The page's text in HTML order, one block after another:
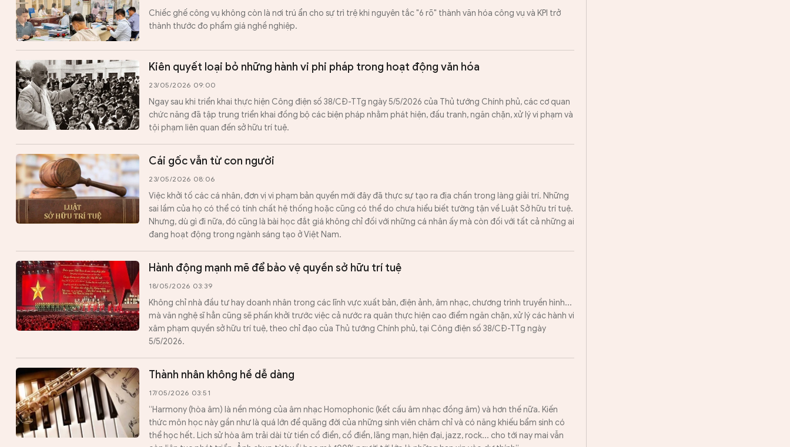
Chiếc ghế công vụ không còn là nơi trú ẩn cho sự trì trệ khi nguyên tắc "6 rõ" thành văn hóa công vụ và KPI trở
thành thước đo phẩm giá nghề nghiệp.
Kiên quyết loại bỏ những hành vi phi pháp trong hoạt động văn hóa
23/05/2026 09:00
Ngay sau khi triển khai thực hiện Công điện số 38/CĐ-TTg ngày 5/5/2026 của Thủ tướng Chính phủ, các cơ quan
chức năng đã tập trung triển khai đồng bộ các biện pháp nhằm phát hiện, đấu tranh, ngăn chặn, xử lý vi phạm và
tội phạm liên quan đến sở hữu trí tuệ.
Cái gốc vẫn từ con người
23/05/2026 08:06
Việc khởi tố các cá nhân, đơn vị vi phạm bản quyền mới đây đã thực sự tạo ra địa chấn trong làng giải trí. Những
sai lầm của họ có thể có tính chất hệ thống hoặc cũng có thể do chưa hiểu biết tường tận về Luật Sở hữu trí tuệ.
Nhưng, dù gì đi nữa, đó cũng là bài học đắt giá không chỉ đối với những cá nhân ấy mà còn đối với tất cả những ai
đang hoạt động trong ngành sáng tạo ở Việt Nam.
Hành động mạnh mẽ để bảo vệ quyền sở hữu trí tuệ
18/05/2026 03:39
Không chỉ nhà đầu tư hay doanh nhân trong các lĩnh vực xuất bản, điện ảnh, âm nhạc, chương trình truyền hình...
mà văn nghệ sĩ hẳn cũng sẽ phấn khởi trước việc cả nước ra quân thực hiện cao điểm ngăn chặn, xử lý các hành vi
xâm phạm quyền sở hữu trí tuệ, theo chỉ đạo của Thủ tướng Chính phủ, tại Công điện số 38/CĐ-TTg ngày
5/5/2026.
Thành nhân không hề dễ dàng
17/05/2026 03:51
“Harmony (hòa âm) là nền móng của âm nhạc Homophonic (kết cấu âm nhạc đồng âm) và hơn thế nữa. Kiến
thức môn học này gần như là quá lớn để quãng đời của những sinh viên chăm chỉ và có năng khiếu bẩm sinh có
thể học hết. Lịch sử hòa âm trải dài từ tiền cổ điển, cổ điển, lãng mạn, hiện đại, jazz, rock... cho tới nay mai vẫn